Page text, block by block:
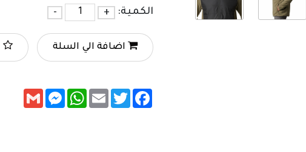
الكمية: +
-
اضافة الي السلة
Facebook
Twitter
Email
WhatsApp
Messenger
Gmail